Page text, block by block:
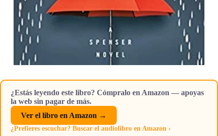
¿Estás leyendo este libro? Cómpralo en Amazon — apoyas
la web sin pagar de más.
Ver el libro en Amazon →
¿Prefieres escuchar? Buscar el audiolibro en Amazon ›